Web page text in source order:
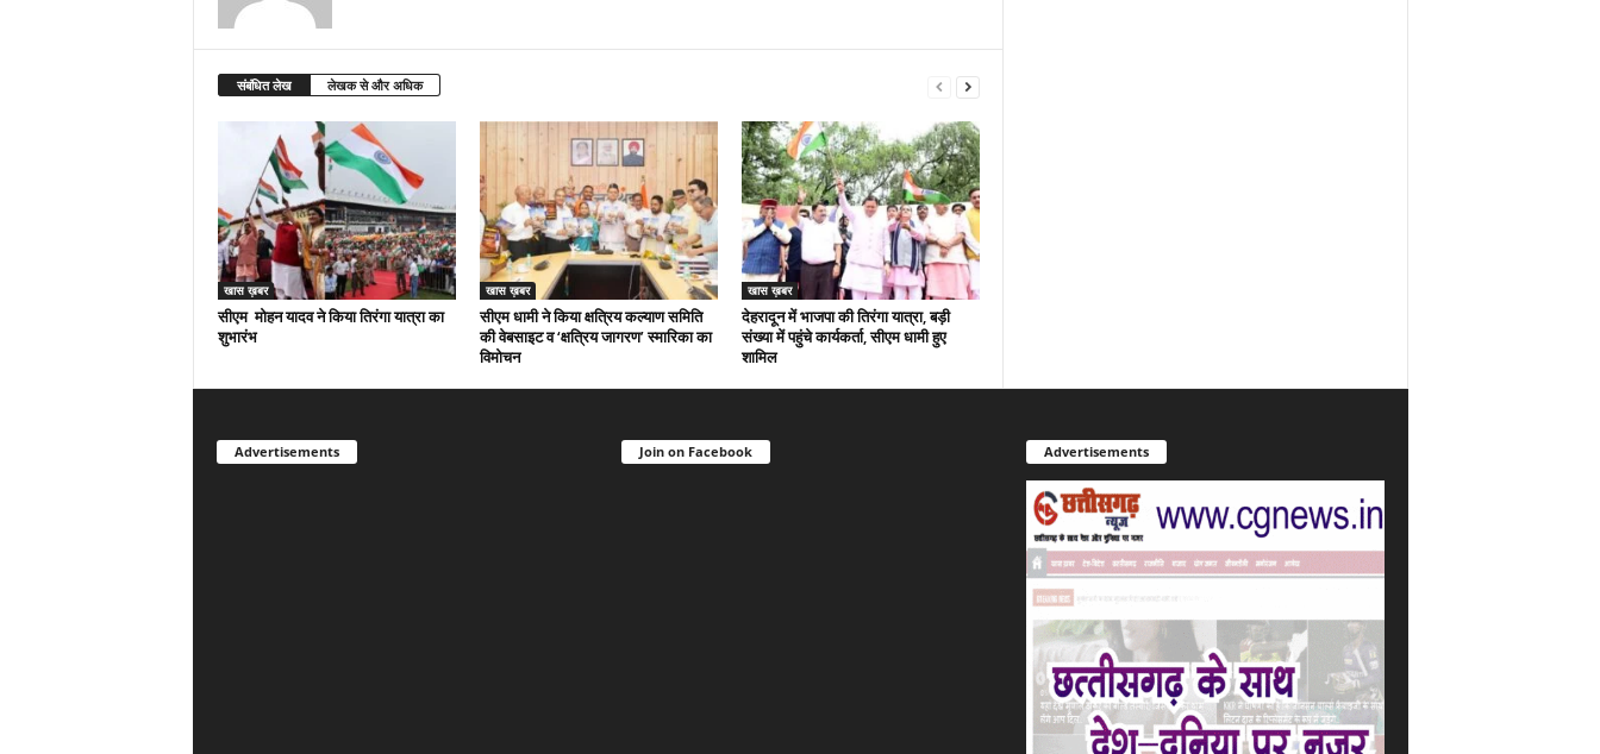
संबंधित लेख लेखक से और अधिक
खास ख़बर
सीएम मोहन यादव ने किया तिरंगा यात्रा का
शुभारंभ
खास ख़बर
सीएम धामी ने किया क्षत्रिय कल्याण समिति
की वेबसाइट व ‘क्षत्रिय जागरण’ स्मारिका का
विमोचन
खास ख़बर
देहरादून में भाजपा की तिरंगा यात्रा, बड़ी
संख्या में पहुंचे कार्यकर्ता, सीएम धामी हुए
शामिल
Advertisements Join on Facebook Advertisements